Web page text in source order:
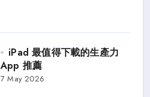
iPad 最值得下載的生產力
App 推薦
7 May 2026